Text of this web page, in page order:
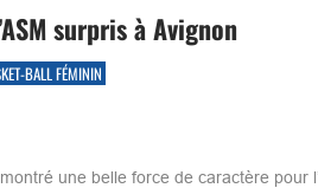
surpris à Avignon
BALL FÉMININ
une belle force de caractère pour